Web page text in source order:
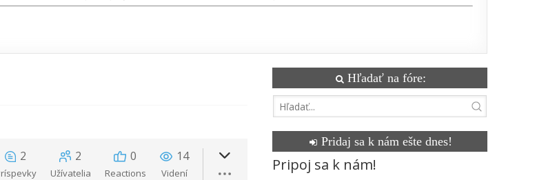
2 2
Užívatelia
0
Reactions
14
Videní
Hľadať na fóre:
Pridaj sa k nám ešte dnes!
Pripoj sa k nám!